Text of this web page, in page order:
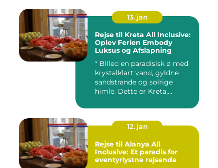
13. jan
Rejse til Kreta All Inclusive:
Oplev Ferien Embody
Luksus og Afslapning
* Billed en paradisisk ø med
krystalklart vand, gyldne
sandstrande og solrige
himle. Dette er Kreta,...
12. jan
Rejse til Alanya All
Inclusive: Et paradis for
eventyrlystne rejsende